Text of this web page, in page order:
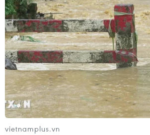
07/08/2026 23:55
Canada, Mỹ đàm phán thỏa thuận
thương mại tạm thời nhằm hạ nhiệt
căng thẳng
07/08/2026 23:53
vietnamplus.vn